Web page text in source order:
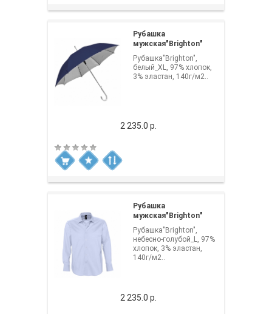
Рубашка
мужская"Brighton"
Рубашка"Brighton",
белый_XL, 97% хлопок,
3% эластан, 140г/м2..
2 235.0 р.
Рубашка
мужская"Brighton"
Рубашка"Brighton",
небесно-голубой_L, 97%
хлопок, 3% эластан,
140г/м2..
2 235.0 р.